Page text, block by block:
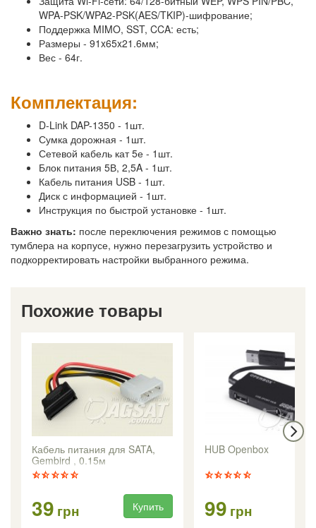
WPA-PSK/WPA2-PSK(AES/TKIP)-шифрование;
Поддержка MIMO, SST, CCA: есть;
Размеры - 91x65x21.6мм;
Вес - 64г.
Комплектация:
D-Link DAP-1350 - 1шт.
Сумка дорожная - 1шт.
Сетевой кабель кат 5е - 1шт.
Блок питания 5В, 2,5A - 1шт.
Кабель питания USB - 1шт.
Диск с информацией - 1шт.
Инструкция по быстрой установке - 1шт.
Важно знать: после переключения режимов с помощью
тумблера на корпусе, нужно перезагрузить устройство и
подкорректировать настройки выбранного режима.
Похожие товары
Кабель питания для SATA,
Gembird , 0.15м
39 грн Купить
HUB Openbox
99 грн